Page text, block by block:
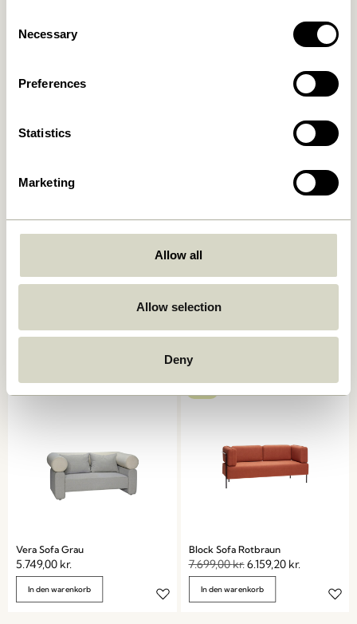
Selection
Necessary
Preferences
Statistics
Marketing
Allow all
Allow selection
Deny
199,00kr. 42,00kr.
Vera Sofa Grau
5.749,00 kr.
In den warenkorb
Block Sofa Rotbraun
7.699,00kr.6.159,20 kr.
In den warenkorb